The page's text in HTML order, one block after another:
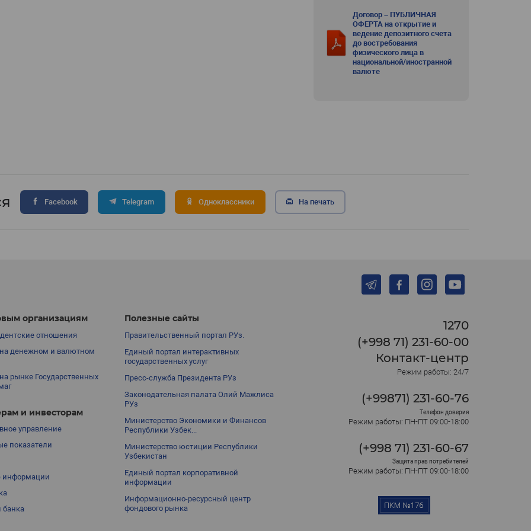
Договор – ПУБЛИЧНАЯ
ОФЕРТА на открытие и
ведение депозитного счета
до востребования
физического лица в
национальной/иностранной
валюте
Facebook Telegram Одноклассники На печать
организациям
отношения
денежном и валютном
рынке Государственных
и инвесторам
управление
показатели
информации
банка
Полезные сайты
Правительственный портал РУз.
Единый портал интерактивных
государственных услуг
Пресс-служба Президента РУз
Законодательная палата Олий Мажлиса
РУз
Министерство Экономики и Финансов
Республики Узбек...
Министерство юстиции Республики
Узбекистан
Единый портал корпоративной
информации
Информационно-ресурсный центр
фондового рынка
1270
(+998 71) 231-60-00
Контакт-центр
Режим работы: 24/7
(+99871) 231-60-76
Телефон доверия
Режим работы: ПН-ПТ 09:00-18:00
(+998 71) 231-60-67
Защита прав потребителей
Режим работы: ПН-ПТ 09:00-18:00